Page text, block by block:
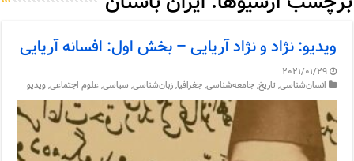
ویدیو: نژاد و نژاد آریایی – بخش اول: افسانه آریایی
2021/01/29
انسان‌شناسی, تاریخ,جامعه‌شناسی,جغرافیا,زبان‌شناسی, سیاسی,علوم اجتماعی,ویدیو